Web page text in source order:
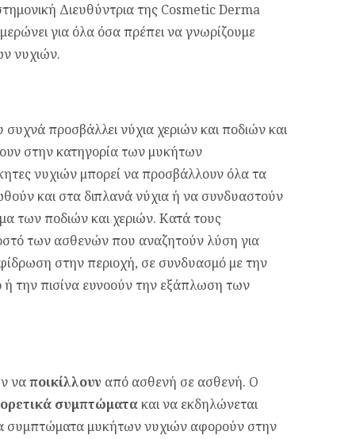
Διευθύντρια της Cosmetic Derma
για όλα όσα πρέπει να γνωρίζουμε
νυχιών.
συχνά προσβάλλει νύχια χεριών και ποδιών και
στην κατηγορία των μυκήτων
νυχιών μπορεί να προσβάλλουν όλα τα
και στα διπλανά νύχια ή να συνδυαστούν
των ποδιών και χεριών. Κατά τους
των ασθενών που αναζητούν λύση για
στην περιοχή, σε συνδυασμό με την
την πισίνα ευνοούν την εξάπλωση των
ναποικίλλουν από ασθενή σε ασθενή. Ο
συμπτώματα και να εκδηλώνεται
συμπτώματα μυκήτων νυχιών αφορούν στην